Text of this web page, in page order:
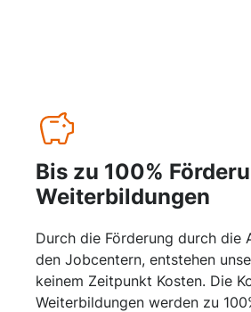
Bis zu 100%
Weiterbildungen
Durch die Förderung durch die
den Jobcentern, entstehen
keinem Zeitpunkt Kosten. Die
Weiterbildungen werden zu